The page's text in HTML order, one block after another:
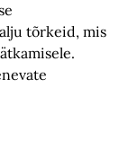
tõrkeid, mis